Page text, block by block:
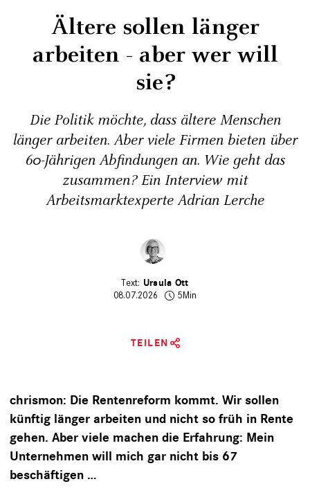
Ältere sollen länger
arbeiten - aber wer will
sie?
Die Politik möchte, dass ältere Menschen
länger arbeiten. Aber viele Firmen bieten über
60-Jährigen Abfindungen an. Wie geht das
zusammen? Ein Interview mit
Arbeitsmarktexperte Adrian Lerche
Ursula Ott
08.07.2026
5Min
TEILEN
chrismon: Die Rentenreform kommt. Wir sollen
künftig länger arbeiten und nicht so früh in Rente
gehen. Aber viele machen die Erfahrung: Mein
Unternehmen will mich gar nicht bis 67
beschäftigen …